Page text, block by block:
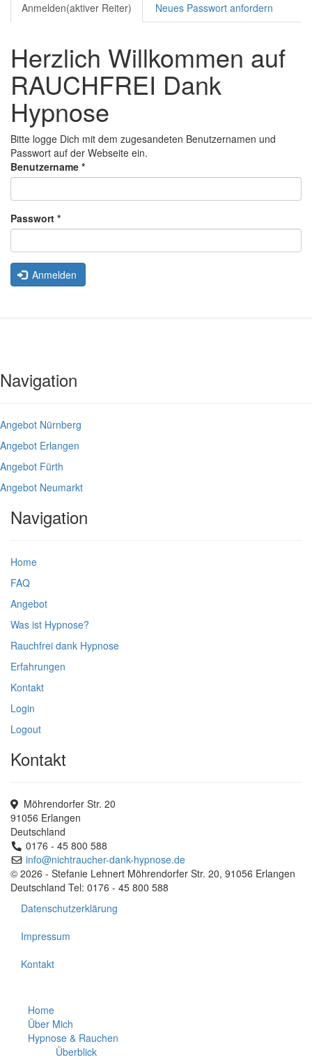
Anmelden(aktiver Reiter) Neues Passwort anfordern
Herzlich Willkommen auf
RAUCHFREI Dank
Hypnose
Bitte logge Dich mit dem zugesandeten Benutzernamen und
Passwort auf der Webseite ein.
Benutzername *
Passwort *
Anmelden
Navigation
Angebot Nürnberg
Angebot Erlangen
Angebot Fürth
Angebot Neumarkt
Navigation
Home
FAQ
Angebot
Was ist Hypnose?
Rauchfrei dank Hypnose
Erfahrungen
Kontakt
Login
Logout
Kontakt
Möhrendorfer Str. 20
91056 Erlangen
Deutschland
0176 - 45 800 588
info@nichtraucher-dank-hypnose.de
© 2026 - Stefanie Lehnert Möhrendorfer Str. 20, 91056 Erlangen
Deutschland Tel: 0176 - 45 800 588
Datenschutzerklärung
Impressum
Kontakt
Home
Über Mich
Hypnose & Rauchen
Überblick